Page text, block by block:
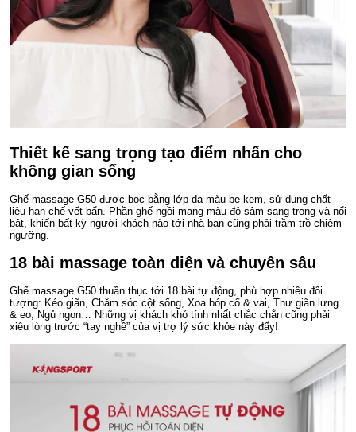
Thiết kế sang trọng tạo điểm nhấn cho
không gian sống
Ghế massage G50 được bọc bằng lớp da màu be kem, sử dụng chất
liệu hạn chế vết bẩn. Phần ghế ngồi mang màu đỏ sậm sang trọng và nổi
bật, khiến bất kỳ người khách nào tới nhà bạn cũng phải trầm trồ chiêm
ngưỡng.
18 bài massage toàn diện và chuyên sâu
Ghế massage G50 thuần thục tới 18 bài tự động, phù hợp nhiều đối
tượng: Kéo giãn, Chăm sóc cột sống, Xoa bóp cổ & vai, Thư giãn lưng
& eo, Ngủ ngon… Những vị khách khó tính nhất chắc chắn cũng phải
xiêu lòng trước “tay nghề” của vị trợ lý sức khỏe này đấy!